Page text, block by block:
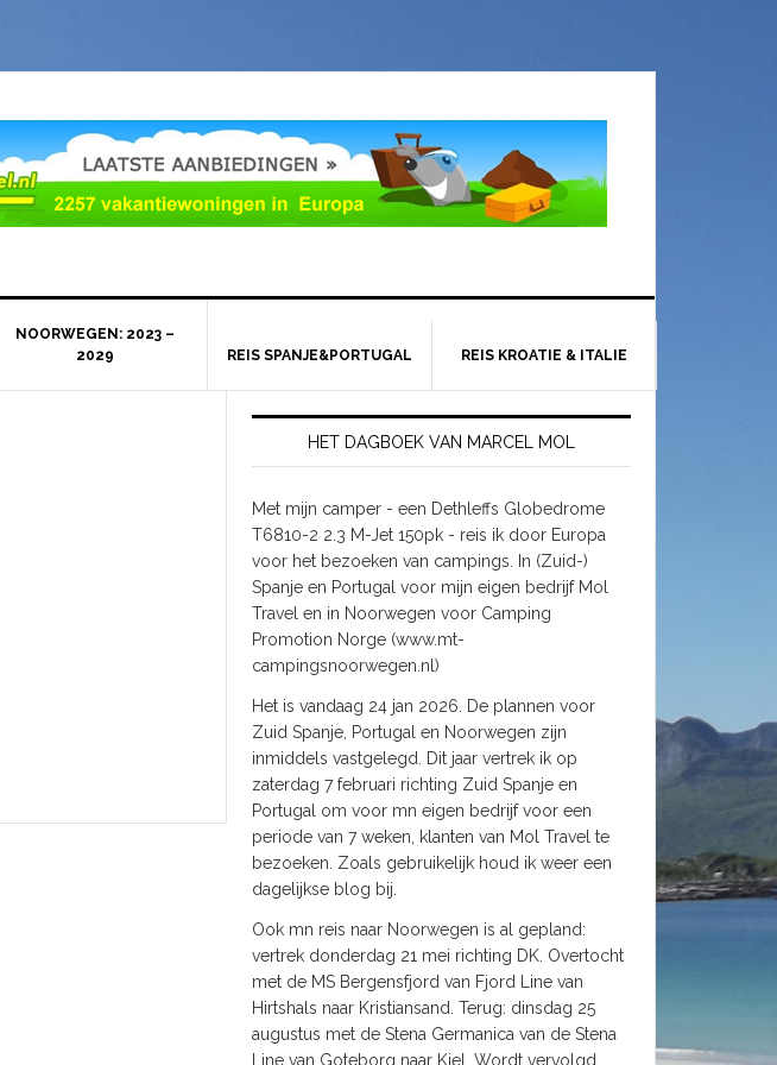
NOORWEGEN: 2023 –
2029
REIS SPANJE&PORTUGAL REIS KROATIE & ITALIE
HET DAGBOEK VAN MARCEL MOL
Met mijn camper - een Dethleffs Globedrome
T6810-2 2.3 M-Jet 150pk - reis ik door Europa
voor het bezoeken van campings. In (Zuid-)
Spanje en Portugal voor mijn eigen bedrijf Mol
Travel en in Noorwegen voor Camping
Promotion Norge (www.mt-
campingsnoorwegen.nl)
Het is vandaag 24 jan 2026. De plannen voor
Zuid Spanje, Portugal en Noorwegen zijn
inmiddels vastgelegd. Dit jaar vertrek ik op
zaterdag 7 februari richting Zuid Spanje en
Portugal om voor mn eigen bedrijf voor een
periode van 7 weken, klanten van Mol Travel te
bezoeken. Zoals gebruikelijk houd ik weer een
dagelijkse blog bij.
Ook mn reis naar Noorwegen is al gepland:
vertrek donderdag 21 mei richting DK. Overtocht
met de MS Bergensfjord van Fjord Line van
Hirtshals naar Kristiansand. Terug: dinsdag 25
augustus met de Stena Germanica van de Stena
Line van Goteborg naar Kiel. Wordt vervolgd.